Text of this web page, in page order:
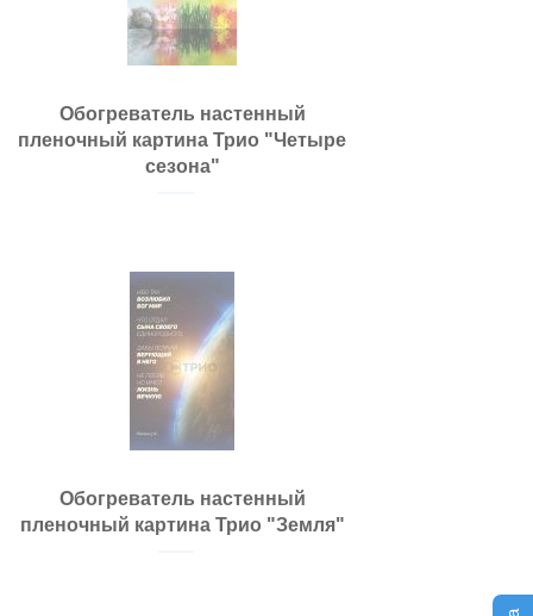
Обогреватель настенный
пленочный картина Трио "Четыре
сезона"
Обогреватель настенный
пленочный картина Трио "Земля"